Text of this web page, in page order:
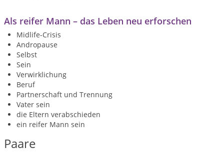
Als reifer Mann – das Leben neu erforschen
Midlife-Crisis
Andropause
Selbst
Sein
Verwirklichung
Beruf
Partnerschaft und Trennung
Vater sein
die Eltern verabschieden
ein reifer Mann sein
Paare